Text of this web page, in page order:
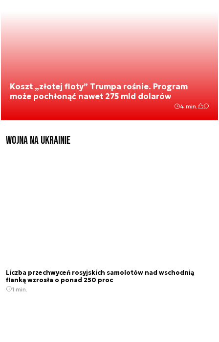
Koszt „złotej floty” Trumpa rośnie. Program
może pochłonąć nawet 275 mld dolarów
4 min.
Wojna na Ukrainie
Liczba przechwyceń rosyjskich samolotów nad wschodnią
flanką wzrosła o ponad 250 proc
1 min.